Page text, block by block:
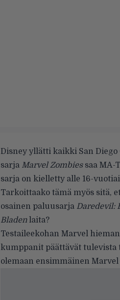
Disney yllätti kaikki San
sarja Marvel Zombiessaa MA-
sarja on kielletty alle 16-
Tarkoittaako tämä myös sitä,
osainen paluusarja Daredevil:
Bladenlaita?
Testaileekohan Marvel
kumppanit päättävät tulevista
olemaan ensimmäinen